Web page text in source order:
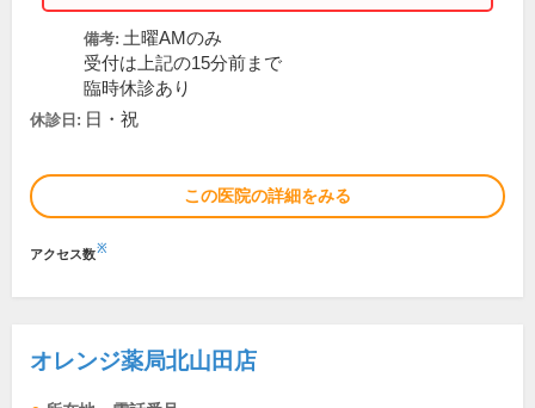
備考: 土曜AMのみ
受付は上記の15分前まで
臨時休診あり
休診日: 日・祝
この医院の詳細をみる
アクセス数※
オレンジ薬局北山田店